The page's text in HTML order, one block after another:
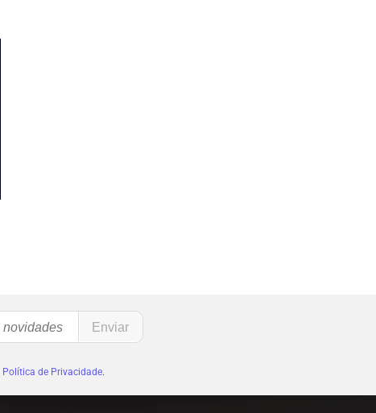
Política de Privacidade.